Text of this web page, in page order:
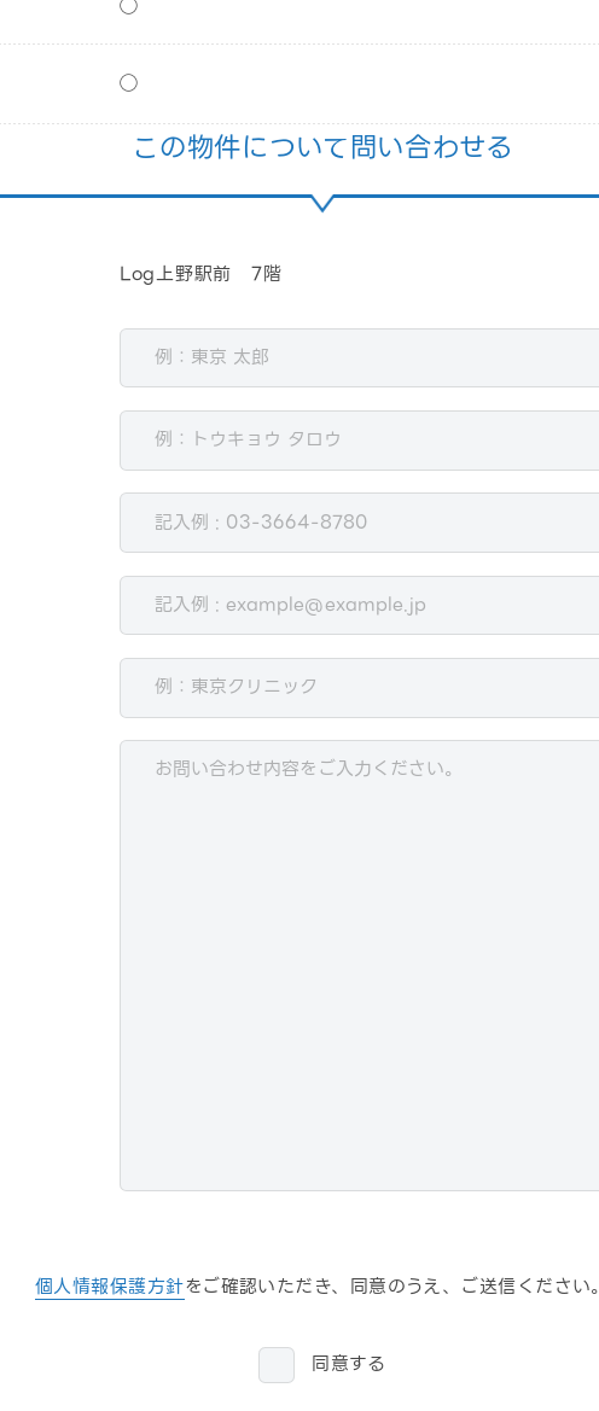
◯
この物件について問い合わせる
Log上野駅前 7階
個人情報保護方針をご確認いただき、 同意のうえ、ご送信ください。
同意する